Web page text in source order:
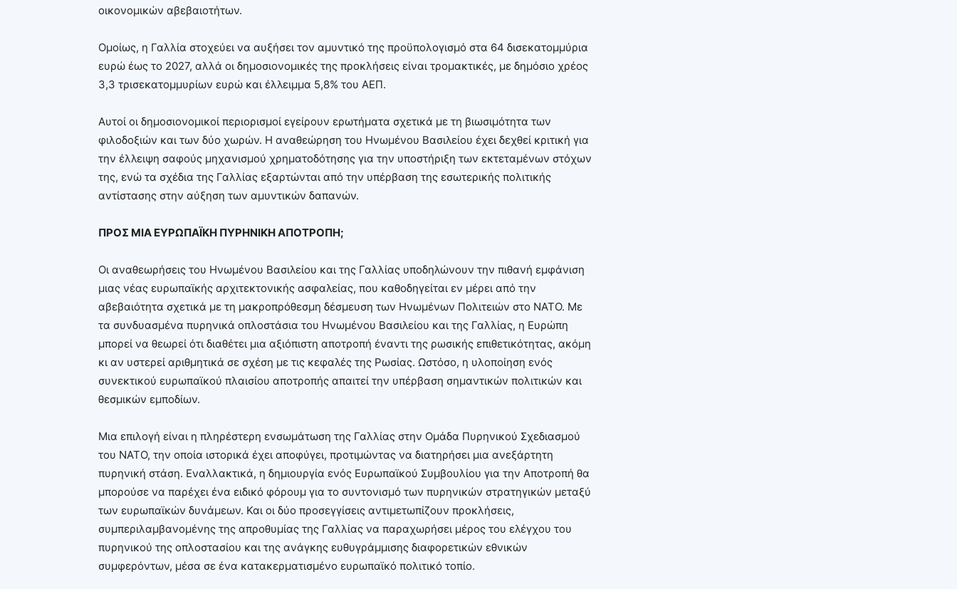
οικονομικών αβεβαιοτήτων.
Ομοίως, η Γαλλία στοχεύει να αυξήσει τον αμυντικό της προϋπολογισμό στα 64 δισεκατομμύρια
ευρώ έως το 2027, αλλά οι δημοσιονομικές της προκλήσεις είναι τρομακτικές, με δημόσιο χρέος
3,3 τρισεκατομμυρίων ευρώ και έλλειμμα 5,8% του ΑΕΠ.
Αυτοί οι δημοσιονομικοί περιορισμοί εγείρουν ερωτήματα σχετικά με τη βιωσιμότητα των
φιλοδοξιών και των δύο χωρών. Η αναθεώρηση του Ηνωμένου Βασιλείου έχει δεχθεί κριτική για
την έλλειψη σαφούς μηχανισμού χρηματοδότησης για την υποστήριξη των εκτεταμένων στόχων
της, ενώ τα σχέδια της Γαλλίας εξαρτώνται από την υπέρβαση της εσωτερικής πολιτικής
αντίστασης στην αύξηση των αμυντικών δαπανών.
ΠΡΟΣ ΜΙΑ ΕΥΡΩΠΑΪΚΗ ΠΥΡΗΝΙΚΗ ΑΠΟΤΡΟΠΗ;
Οι αναθεωρήσεις του Ηνωμένου Βασιλείου και της Γαλλίας υποδηλώνουν την πιθανή εμφάνιση
μιας νέας ευρωπαϊκής αρχιτεκτονικής ασφαλείας, που καθοδηγείται εν μέρει από την
αβεβαιότητα σχετικά με τη μακροπρόθεσμη δέσμευση των Ηνωμένων Πολιτειών στο ΝΑΤΟ. Με
τα συνδυασμένα πυρηνικά οπλοστάσια του Ηνωμένου Βασιλείου και της Γαλλίας, η Ευρώπη
μπορεί να θεωρεί ότι διαθέτει μια αξιόπιστη αποτροπή έναντι της ρωσικής επιθετικότητας, ακόμη
κι αν υστερεί αριθμητικά σε σχέση με τις κεφαλές της Ρωσίας. Ωστόσο, η υλοποίηση ενός
συνεκτικού ευρωπαϊκού πλαισίου αποτροπής απαιτεί την υπέρβαση σημαντικών πολιτικών και
θεσμικών εμποδίων.
Μια επιλογή είναι η πληρέστερη ενσωμάτωση της Γαλλίας στην Ομάδα Πυρηνικού Σχεδιασμού
του ΝΑΤΟ, την οποία ιστορικά έχει αποφύγει, προτιμώντας να διατηρήσει μια ανεξάρτητη
πυρηνική στάση. Εναλλακτικά, η δημιουργία ενός Ευρωπαϊκού Συμβουλίου για την Αποτροπή θα
μπορούσε να παρέχει ένα ειδικό φόρουμ για το συντονισμό των πυρηνικών στρατηγικών μεταξύ
των ευρωπαϊκών δυνάμεων. Και οι δύο προσεγγίσεις αντιμετωπίζουν προκλήσεις,
συμπεριλαμβανομένης της απροθυμίας της Γαλλίας να παραχωρήσει μέρος του ελέγχου του
πυρηνικού της οπλοστασίου και της ανάγκης ευθυγράμμισης διαφορετικών εθνικών
συμφερόντων, μέσα σε ένα κατακερματισμένο ευρωπαϊκό πολιτικό τοπίο.